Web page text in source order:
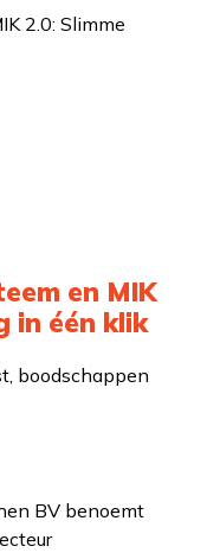
en MIK
in één klik
boodschappen